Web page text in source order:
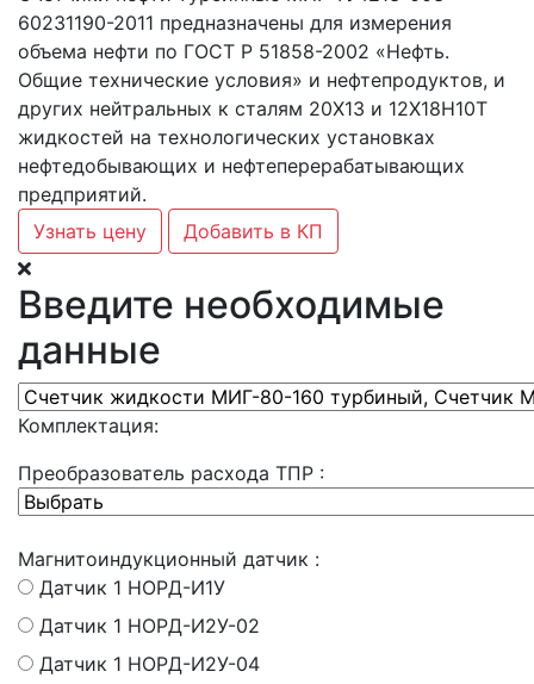
60231190-2011 предназначены для измерения
объема нефти по ГОСТ Р 51858-2002 «Нефть.
Общие технические условия» и нефтепродуктов, и
других нейтральных к сталям 20Х13 и 12Х18Н10Т
жидкостей на технологических установках
нефтедобывающих и нефтеперерабатывающих
предприятий.
Узнать цену
Добавить в КП
Введите необходимые
данные
Комплектация:
Преобразователь расхода ТПР :
Магнитоиндукционный датчик :
Датчик 1 НОРД-И1У
Датчик 1 НОРД-И2У-02
Датчик 1 НОРД-И2У-04